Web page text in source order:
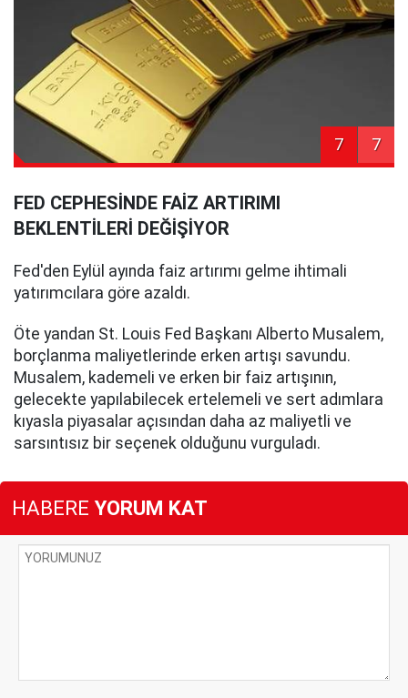
7 7
FED CEPHESİNDE FAİZ ARTIRIMI
BEKLENTİLERİ DEĞİŞİYOR
Fed'den Eylül ayında faiz artırımı gelme ihtimali
yatırımcılara göre azaldı.
Öte yandan St. Louis Fed Başkanı Alberto Musalem,
borçlanma maliyetlerinde erken artışı savundu.
Musalem, kademeli ve erken bir faiz artışının,
gelecekte yapılabilecek ertelemeli ve sert adımlara
kıyasla piyasalar açısından daha az maliyetli ve
sarsıntısız bir seçenek olduğunu vurguladı.
HABERE YORUM KAT